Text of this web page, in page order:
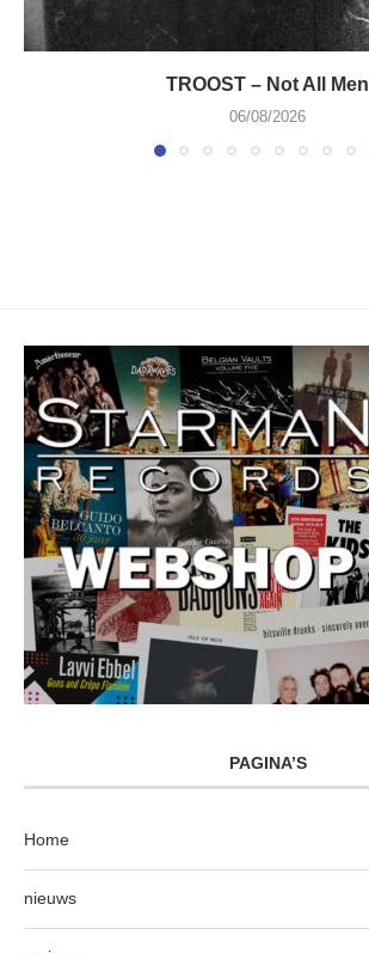
TROOST – Not All Men
06/08/2026
PAGINA’S
Home
nieuws